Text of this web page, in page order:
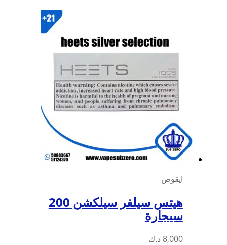
ايقوص
هيتس سيلفر سيلكشن 200
سيجارة
8,000 د.ك